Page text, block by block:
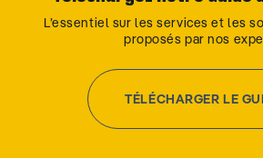
L’essentiel sur les services et les
proposés par nos
TÉLÉCHARGER LE